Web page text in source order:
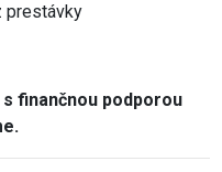
prestávky
s finančnou podporou